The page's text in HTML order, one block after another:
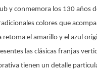
y conmemora los 130 años
colores que
retoma el amarillo y el azul
las clásicas franjas
tienen un detalle